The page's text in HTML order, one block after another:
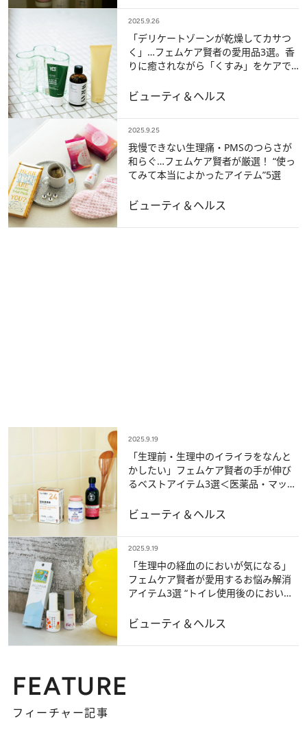
2025.9.26
「デリケートゾーンが乾燥してカサつ
く」…フェムケア賢者の愛用品3選。香
りに癒されながら「くすみ」をケアで
ビューティ＆ヘルス
2025.9.25
我慢できない生理痛・PMSのつらさが
和らぐ…フェムケア賢者が厳選！ “使っ
てみて本当によかったアイテム”5選
ビューティ＆ヘルス
2025.9.19
「生理前・生理中のイライラをなんと
かしたい」フェムケア賢者の手が伸び
るベストアイテム3選＜医薬品・マッサ
ビューティ＆ヘルス
2025.9.19
「生理中の経血のにおいが気になる」
フェムケア賢者が愛用するお悩み解消
アイテム3選 “トイレ使用後のにおい消
ビューティ＆ヘルス
FEATURE
フィーチャー記事